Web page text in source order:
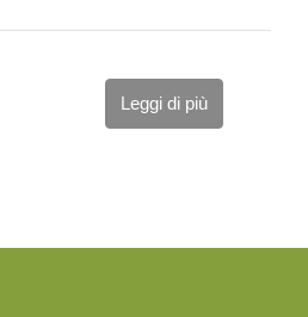
Leggi di più